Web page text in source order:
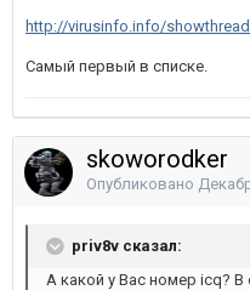
http://virusinfo.info/
Самый первый в списке.
skoworodker
Опубликовано
priv8v сказал:
А какой у Вас номер icq?